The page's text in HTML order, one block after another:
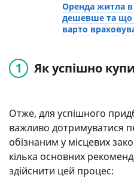
Оренда житла
дешевше та що
варто
Як успішно
Отже, для успішного
важливо дотримуватися
обізнаним у місцевих
кілька основних
здійснити цей процес: